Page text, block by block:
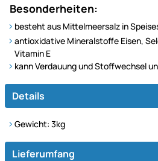
Besonderheiten:
besteht aus Mittelmeersalz in
antioxidative Mineralstoffe Eisen,
Vitamin E
kann Verdauung und Stoffwechsel
Details
Gewicht: 3kg
Lieferumfang